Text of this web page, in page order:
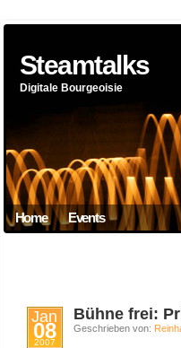
Steamtalks
Digitale Bourgeoisie
Home Events
Jan
08
2007
Bühne frei:
Geschrieben von: